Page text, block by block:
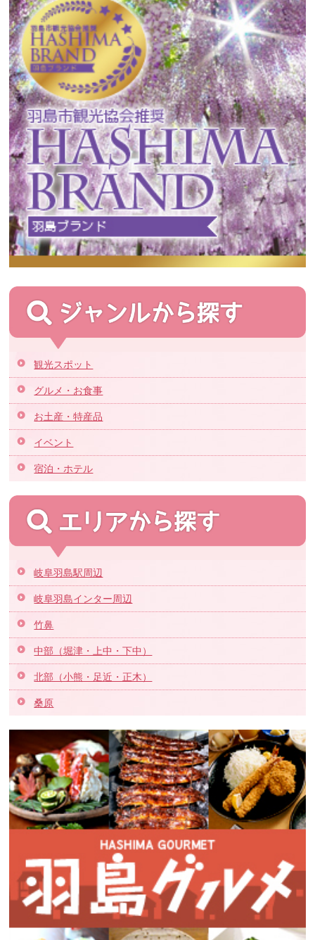
観光スポット
グルメ・お食事
お土産・特産品
イベント
宿泊・ホテル
岐阜羽島駅周辺
岐阜羽島インター周辺
竹鼻
中部（堀津・上中・下中）
北部（小熊・足近・正木）
桑原